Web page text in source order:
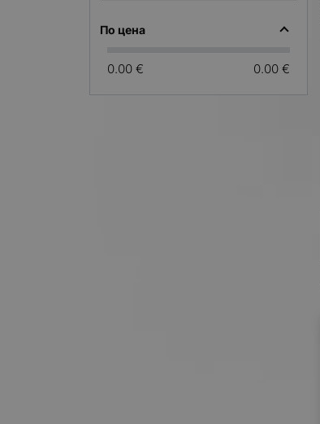
По цена
0.00 € 0.00 €